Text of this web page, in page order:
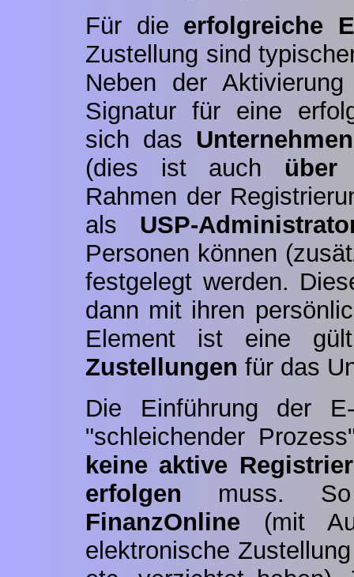
Für die erfolgreiche
Zustellung sind
Neben der
Signatur für eine
sich das Unternehmen
(dies ist auch über
Rahmen der
als USP-
Personen können
festgelegt werden.
dann mit ihren
Element ist eine
Zustellungen für das
Die Einführung der
"schleichender
keine aktive
erfolgen muss. So
FinanzOnline (mit
elektronische